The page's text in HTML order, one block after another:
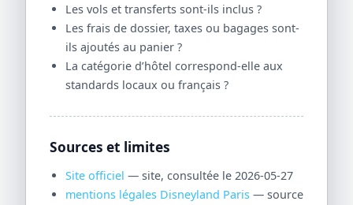
Les vols et transferts sont-ils inclus ?
Les frais de dossier, taxes ou bagages sont-
ils ajoutés au panier ?
La catégorie d’hôtel correspond-elle aux
standards locaux ou français ?
Sources et limites
Site officiel — site, consultée le 2026-05-27
mentions légales Disneyland Paris— source